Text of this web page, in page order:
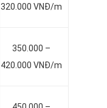
320.000 VNĐ/m
350.000 –
420.000 VNĐ/m